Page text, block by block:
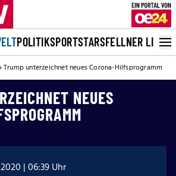
POLITIKSPORTSTARSFELLNER LIVE
Trump unterzeichnet neues Corona-Hilfsprogramm
NEUES
| 06:39 Uhr